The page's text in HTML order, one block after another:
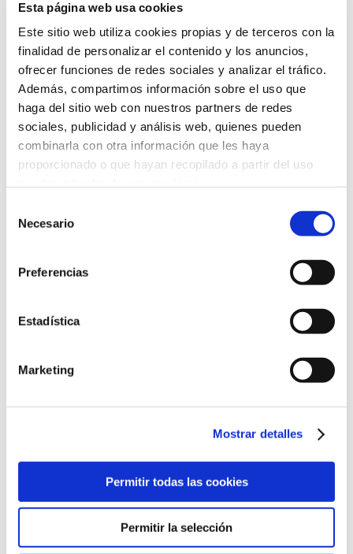
Esta página web usa cookies
Este sitio web utiliza cookies propias y de terceros con la
finalidad de personalizar el contenido y los anuncios,
ofrecer funciones de redes sociales y analizar el tráfico.
Además, compartimos información sobre el uso que
haga del sitio web con nuestros partners de redes
sociales, publicidad y análisis web, quienes pueden
combinarla con otra información que les haya
proporcionado o que hayan recopilado a partir del uso
Más información
Necesario
Preferencias
Estadística
Marketing
Mostrar detalles
Permitir todas las cookies
Permitir la selección
todos los productos dela línea de limpieza pediátrica de
BABÉ Laboratorios, que este año se completa con la
novedosaAgua Micelar Dermolimpiadora. Sirve tanto
como sustitutivo del baño diario para ocasiones
puntuales, como para cumplir la función limpiadora de las
toallitas. No necesita entrar en contacto con el agua y
sus múltiples activos lo convierten en el producto ideal
para limpiar y suavizar la piel entre cambio de pañales y
antes y después de la comidas. Su composición a base de
micelas es respetuosa con su delicada piel y no contiene
jabón.
Las uñas ya son otra historia: hay que extremar la
primeras manicuras. Te recomendamos que lo hagas
después del baño porque las uñas estarán más blandas.
Esperamos haber resuelto algunas de vuestras dudas,
se lastimen durante el baño, pero te garantizamos que
después de cuatro baños, ¡serás toda una experta!